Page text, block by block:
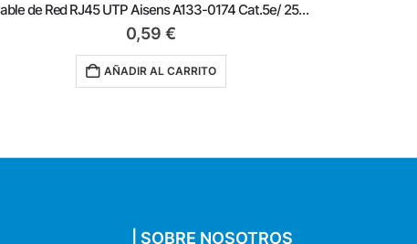
Cable de Red RJ45 UTP Aisens A135-0241 Cat.6/ 50cm/ Azul
0,89€
AÑADIR AL CARRITO
| SOBRE NOSOTROS